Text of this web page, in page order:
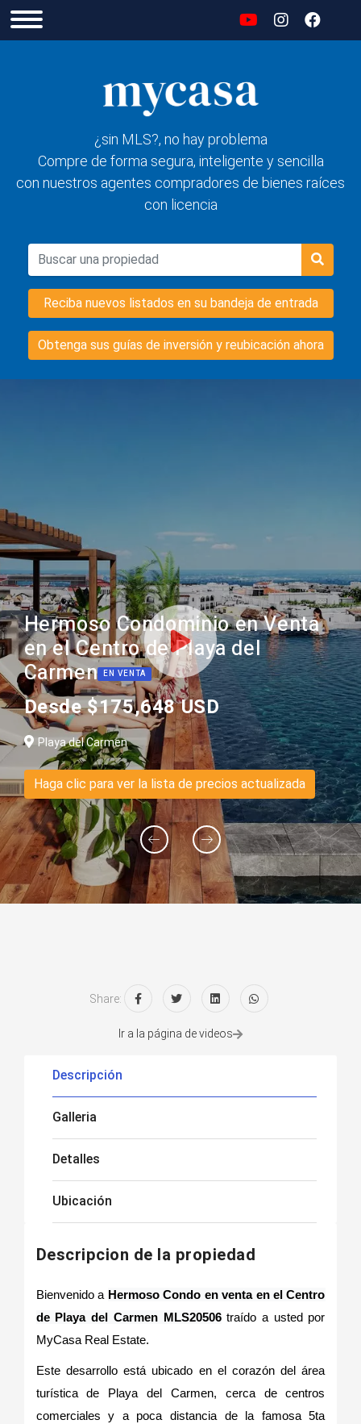
¿sin MLS?, no hay problema
Compre de forma segura, inteligente y sencilla
con nuestros agentes compradores de bienes raíces
con licencia
Reciba nuevos listados en su bandeja de entrada
Obtenga sus guías de inversión y reubicación ahora
Hermoso Condominio en Venta
en el Centro de Playa del
Carmen EN VENTA
Desde $175,648 USD
Playa del Carmen
Haga clic para ver la lista de precios actualizada
Share:
Ir a la página de videos
Descripción
Galleria
Detalles
Ubicación
Descripcion de la propiedad
Bienvenido a Hermoso Condo en venta en el Centro
de Playa del Carmen MLS20506 traído a usted por
MyCasa Real Estate.
Este desarrollo está ubicado en el corazón del área
turística de Playa del Carmen, cerca de centros
comerciales y a poca distancia de la famosa 5ta